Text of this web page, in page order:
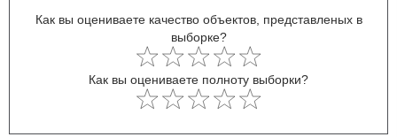
Как вы оцениваете качество объектов, представленых в
выборке?
Как вы оцениваете полноту выборки?